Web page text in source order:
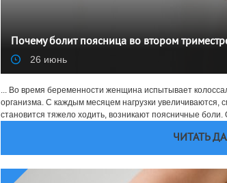
Почему болит поясница во втором
26 июнь
... Во время беременности женщина испытывает
организма. С каждым месяцем нагрузки увеличиваются,
становится тяжело ходить, возникают поясничные боли.
ЧИТАТЬ